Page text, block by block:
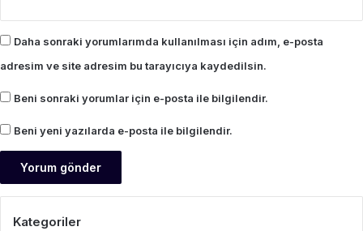
Daha sonraki yorumlarımda kullanılması için adım, e-posta
adresim ve site adresim bu tarayıcıya kaydedilsin.
Beni sonraki yorumlar için e-posta ile bilgilendir.
Beni yeni yazılarda e-posta ile bilgilendir.
Kategoriler